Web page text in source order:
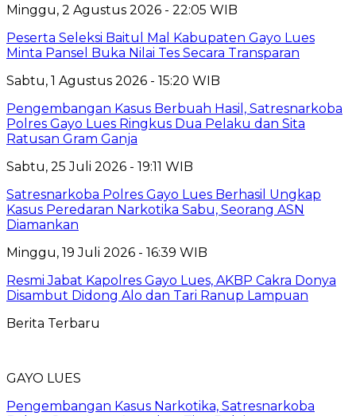
Minggu, 2 Agustus 2026 - 22:05 WIB
Peserta Seleksi Baitul Mal Kabupaten Gayo Lues
Minta Pansel Buka Nilai Tes Secara Transparan
Sabtu, 1 Agustus 2026 - 15:20 WIB
Pengembangan Kasus Berbuah Hasil, Satresnarkoba
Polres Gayo Lues Ringkus Dua Pelaku dan Sita
Ratusan Gram Ganja
Sabtu, 25 Juli 2026 - 19:11 WIB
Satresnarkoba Polres Gayo Lues Berhasil Ungkap
Kasus Peredaran Narkotika Sabu, Seorang ASN
Diamankan
Minggu, 19 Juli 2026 - 16:39 WIB
Resmi Jabat Kapolres Gayo Lues, AKBP Cakra Donya
Disambut Didong Alo dan Tari Ranup Lampuan
Berita Terbaru
GAYO LUES
Pengembangan Kasus Narkotika, Satresnarkoba